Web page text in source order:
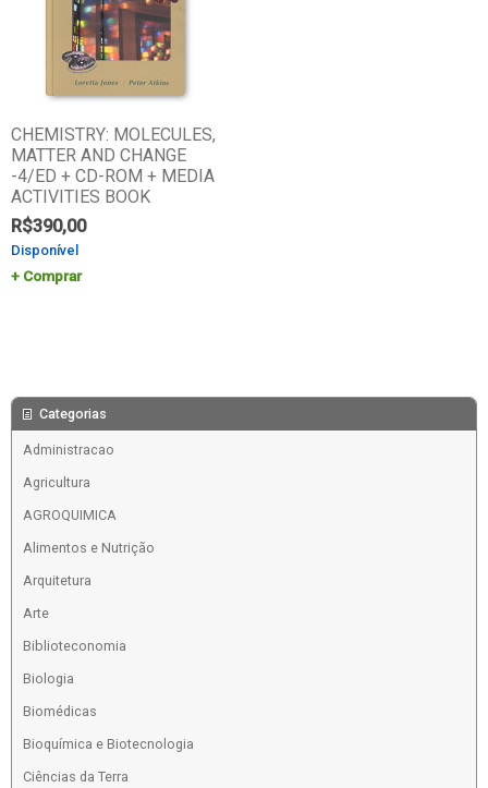
CHEMISTRY: MOLECULES,
MATTER AND CHANGE
-4/ED + CD-ROM + MEDIA
ACTIVITIES BOOK
R$390,00
Disponível
Comprar
Categorias
Administracao
Agricultura
AGROQUIMICA
Alimentos e Nutrição
Arquitetura
Arte
Biblioteconomia
Biologia
Biomédicas
Bioquímica e Biotecnologia
Ciências da Terra